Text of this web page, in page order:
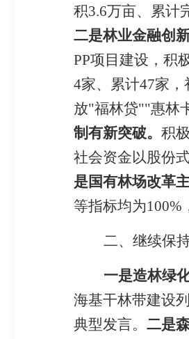
积3.6万亩、累计
二是林业金融创
PP项目建设，积
4家、累计47家，
放"福林贷""惠林
制有新突破。 积
社会资金以股份
是国有林场改革
等指标均为100%
二、继续保
一是造林绿
海基干林带建设
典型发言。 二是